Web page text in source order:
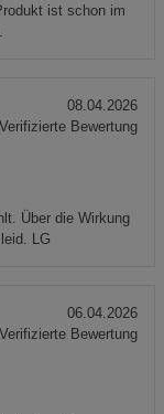
ist schon im
Über die Wirkung
LG
08.04.2026
Bewertung
06.04.2026
Bewertung